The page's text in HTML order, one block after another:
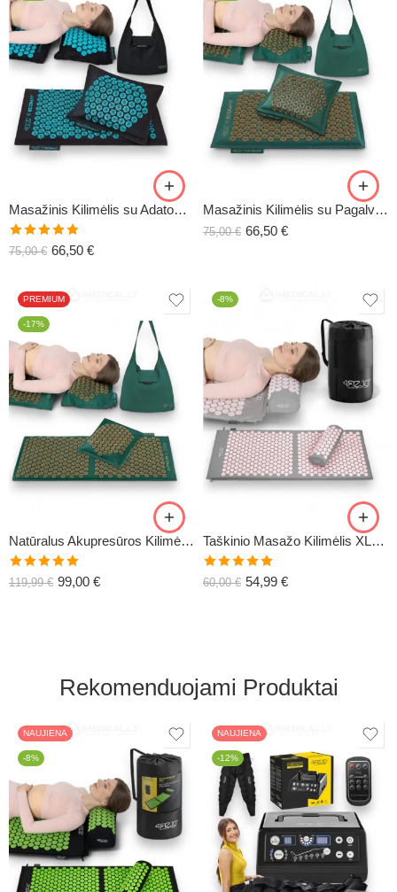
Masažinis Kilimėlis su Adatomis ECOMAT-8
Įvertinimas:
75,00€ 66,50 €
Masažinis Kilimėlis su Pagalve ECOMAT-7
75,00€ 66,50 €
PREMIUM
-17%
Natūralus Akupresūros Kilimėlis XL ECOMAT-2
Įvertinimas:
119,99€ 99,00 €
-8%
Taškinio Masažo Kilimėlis XL-CLASSIC5
Įvertinimas:
60,00€ 54,99 €
Rekomenduojami Produktai
NAUJIENA
-8%
NAUJIENA
-12%